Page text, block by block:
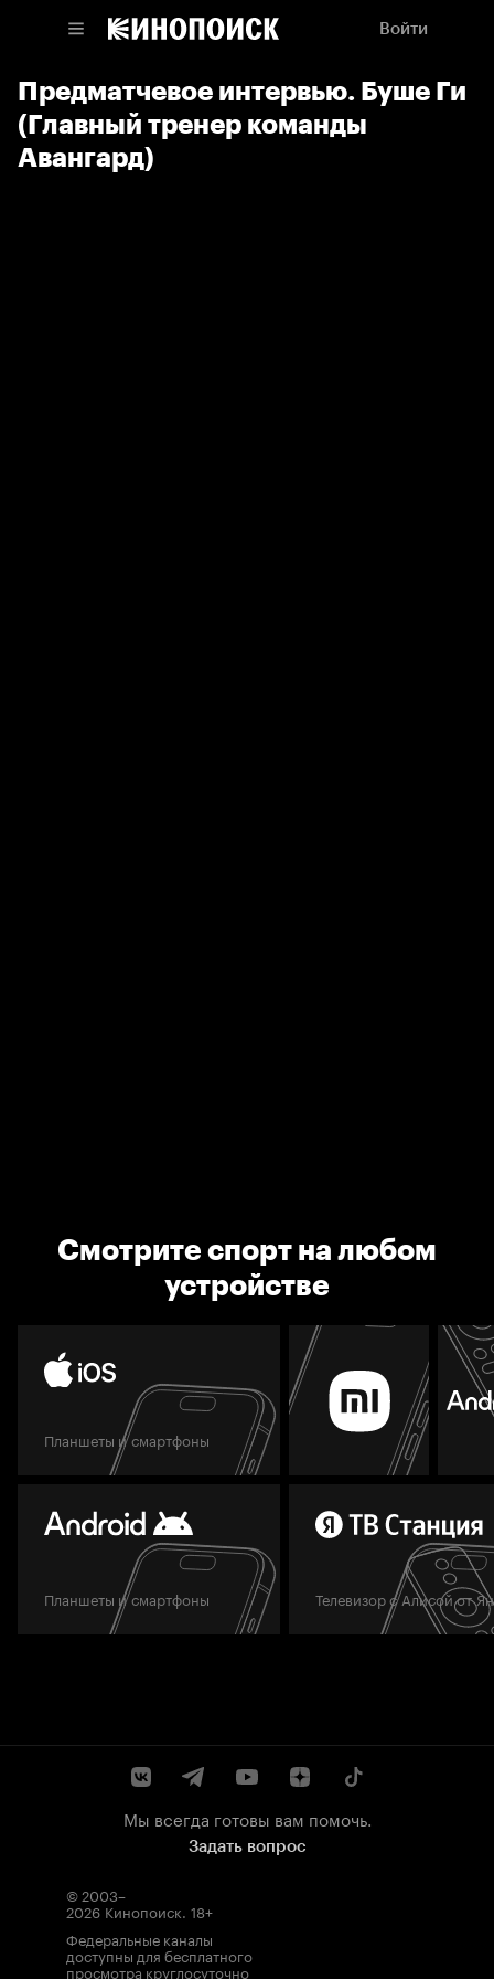
Войти
Предматчевое интервью. Буше Ги
(Главный тренер команды
Авангард)
Смотрите спорт на любом
устройстве
Планшеты и смартфоны
Планшеты и смартфоны Телевизор с Алисой от
Мы всегда готовы вам помочь.
Задать вопрос
© 2003–
2026 Кинопоиск. 18+
Федеральные каналы
доступны для бесплатного
просмотра круглосуточно